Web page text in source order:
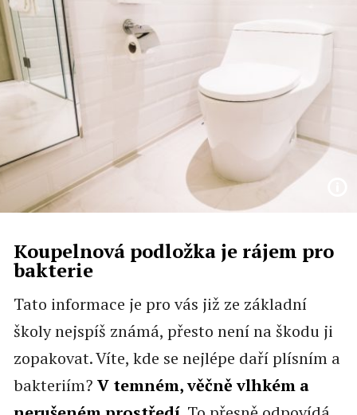
Koupelnová podložka je rájem pro
bakterie
Tato informace je pro vás již ze základní
školy nejspíš známá, přesto není na škodu ji
zopakovat. Víte, kde se nejlépe daří plísním a
bakteriím? V temném, věčně vlhkém a